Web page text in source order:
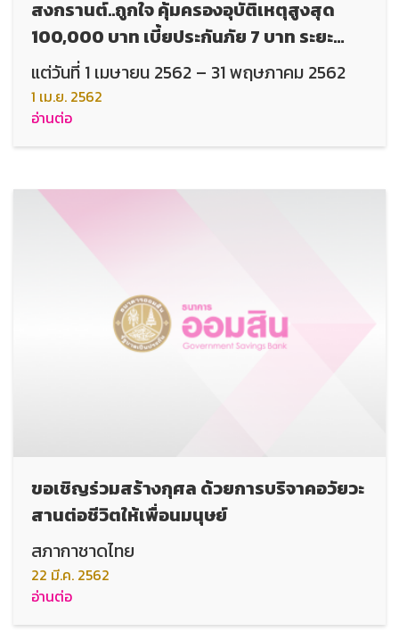
สงกรานต์..ถูกใจ คุ้มครองอุบัติเหตุสูงสุด
100,000 บาท เบี้ยประกันภัย 7 บาท ระยะ
เวลาคุ้มครอง 30 วัน สำหรับผู้ที่อายุตั้งแต่
20-70 ปีบริบูรณ์
แต่วันที่ 1 เมษายน 2562 – 31 พฤษภาคม 2562
1 เม.ย. 2562
อ่านต่อ
ขอเชิญร่วมสร้างกุศล ด้วยการบริจาคอวัยวะ
สานต่อชีวิตให้เพื่อนมนุษย์
สภากาชาดไทย
22 มี.ค. 2562
อ่านต่อ